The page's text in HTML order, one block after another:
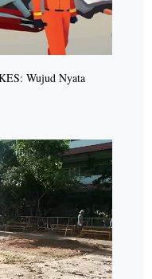
Wujud Nyata